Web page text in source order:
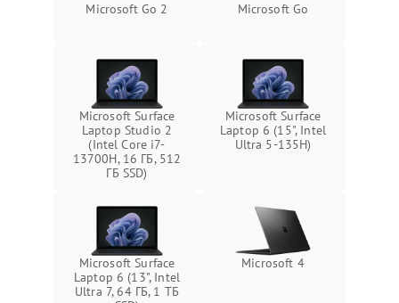
Microsoft Go 2 Microsoft Go
Microsoft Surface
Laptop Studio 2
(Intel Core i7-
13700H, 16 ГБ, 512
ГБ SSD)
Microsoft Surface
Laptop 6 (15", Intel
Ultra 5-135H)
Microsoft Surface
Laptop 6 (13", Intel
Ultra 7, 64 ГБ, 1 ТБ
Microsoft 4